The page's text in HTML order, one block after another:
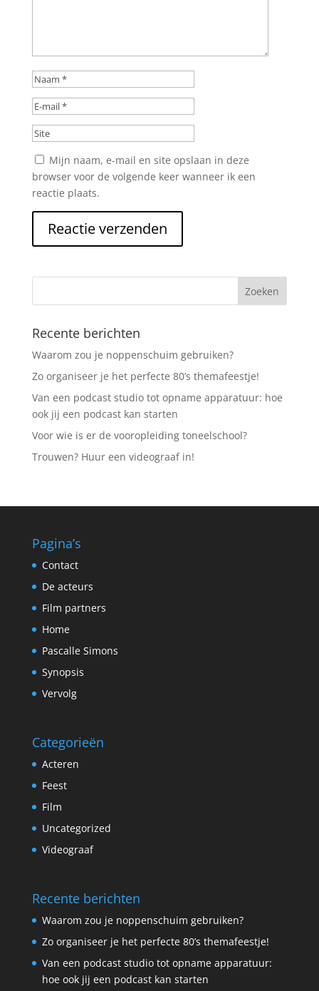
Mijn naam, e-mail en site opslaan in deze
browser voor de volgende keer wanneer ik een
reactie plaats.
Recente berichten
Waarom zou je noppenschuim gebruiken?
Zo organiseer je het perfecte 80’s themafeestje!
Van een podcast studio tot opname apparatuur: hoe
ook jij een podcast kan starten
Voor wie is er de vooropleiding toneelschool?
Trouwen? Huur een videograaf in!
Pagina’s
Contact
De acteurs
Film partners
Home
Pascalle Simons
Synopsis
Vervolg
Categorieën
Acteren
Feest
Film
Uncategorized
Videograaf
Recente berichten
Waarom zou je noppenschuim gebruiken?
Zo organiseer je het perfecte 80’s themafeestje!
Van een podcast studio tot opname apparatuur:
hoe ook jij een podcast kan starten